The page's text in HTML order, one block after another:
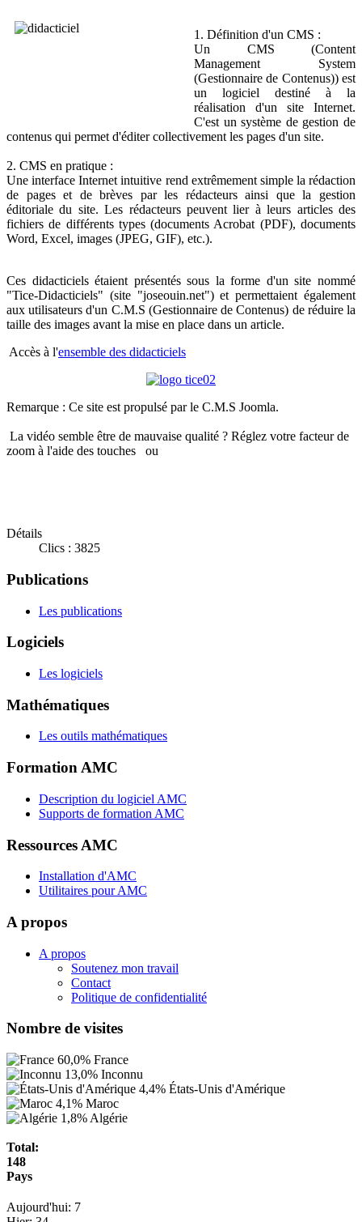
1. Définition d'un CMS :
Un CMS (Content
Management System
(Gestionnaire de Contenus)) est
un logiciel destiné à la
réalisation d'un site Internet.
C'est un système de gestion de
contenus qui permet d'éditer collectivement les pages d'un site.
2. CMS en pratique :
Une interface Internet intuitive rend extrêmement simple la rédaction
de pages et de brèves par les rédacteurs ainsi que la gestion
éditoriale du site. Les rédacteurs peuvent lier à leurs articles des
fichiers de différents types (documents Acrobat (PDF), documents
Word, Excel, images (JPEG, GIF), etc.).
Ces didacticiels étaient présentés sous la forme d'un site nommé
"Tice-Didacticiels" (site "joseouin.net") et permettaient également
aux utilisateurs d'un C.M.S (Gestionnaire de Contenus) de réduire la
taille des images avant la mise en place dans un article.
Accès à l'ensemble des didacticiels
Remarque : Ce site est propulsé par le C.M.S Joomla.
La vidéo semble être de mauvaise qualité ? Réglez votre facteur de
zoom à l'aide des touches
ou
Détails
Clics : 3825
Publications
Les publications
Logiciels
Les logiciels
Mathématiques
Les outils mathématiques
Formation AMC
Description du logiciel AMC
Supports de formation AMC
Ressources AMC
Installation d'AMC
Utilitaires pour AMC
A propos
A propos
Soutenez mon travail
Contact
Politique de confidentialité
Nombre de visites
60,0% France
13,0% Inconnu
4,4% États-Unis d'Amérique
4,1% Maroc
1,8% Algérie
Total:
148
Pays
Aujourd'hui: 7